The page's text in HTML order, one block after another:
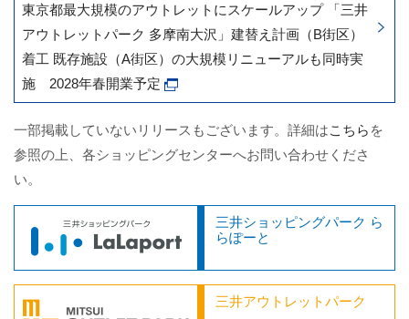
東京都最大規模のアウトレットにスケールアップ 「三井
アウトレットパーク 多摩南大沢」建替え計画（B街区）
着工 既存施設（A街区）の大規模リニューアルも同時実
施 2028年春開業予定
一部掲載していないリリースもございます。詳細はこちら を
参照の上、各ショッピングセンターへお問い合わせくださ
い。
三井ショッピングパーク ら
らぽーと
三井アウトレットパーク